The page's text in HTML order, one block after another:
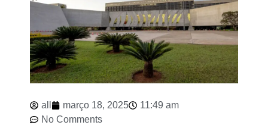
all março 18, 2025
11:49 am
No Comments